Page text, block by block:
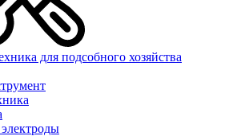
для подсобного хозяйства